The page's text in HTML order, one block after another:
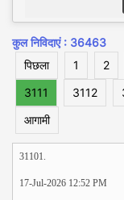
कुल निविदाएं : 36463
पिछला
1 2
3111
3112
आगामी
31101.
17-Jul-2026 12:52 PM